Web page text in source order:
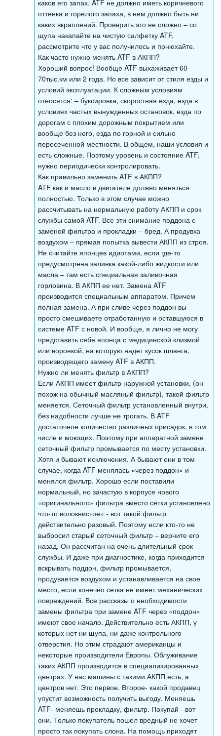
каков его запах. ATF не должно иметь коричневого
оттенка и горелого запаха, в нем должно быть ни
каких вкраплений. Проверить это не сложно – со
щупа накапайте на чистую салфетку ATF,
рассмотрите что у вас получилось и понюхайте.
Как часто нужно менять ATF в АКПП?
Хороший вопрос! Вообще ATF выхаживает 60-
70тыс.км или 2 года. Но все зависит от стиля езды и
условий эксплуатации. К сложным условиям
относятся: – буксировка, скоростная езда, езда в
условиях частых вынужденных остановок, езда по
дорогам с плохим дорожным покрытием или
вообще без него, езда по горной и сильно
пересеченной местности. В общем, наши условия и
есть сложные. Поэтому уровень и состояние ATF,
нужно периодически контролировать.
Как правильно заменить ATF в АКПП?
ATF как и масло в двигателе должно меняться
полностью. Только в этом случае можно
рассчитывать на нормальную работу АКПП и срок
службы самой ATF. Все эти снимание поддона с
заменой фильтра и прокладки – бред. А продувка
воздухом – прямая попытка вывести АКПП из строя.
Не считайте японцев идиотами, если где-то
предусмотрена заливка какой-либо жидкости или
масла – там есть специальная заливочная
горловина. В АКПП ее нет. Замена ATF
производится специальным аппаратом. Причем
полная замена. А при сливе через поддон вы
просто смешиваете отработанную и оставшуюся в
системе ATF с новой. И вообще, я лично не могу
представить себе японца с медицинской клизмой
или воронкой, на которую надет кусок шланга,
производящего замену ATF в АКПП.
Нужно ли менять фильтр в АКПП?
Если АКПП имеет фильтр наружной установки, (он
похож на обычный масляный фильтр), такой фильтр
меняется. Сеточный фильтр установленный внутри,
без надобности лучше не трогать. В ATF
достаточное количество различных присадок, в том
числе и моющих. Поэтому при аппаратной замене
сеточный фильтр промывается по месту установки.
Хотя и бывают исключения. А бывают они в том
случае, когда ATF менялась «через поддон» и
менялся фильтр. Хорошо если поставили
нормальный, но зачастую в корпусе нового
«оригинального» фильтра вместо сетки установлено
что-то волокнистое» - вот такой фильтр
действительно разовый. Поэтому если кто-то не
выбросил старый сеточный фильтр – верните его
назад. Он рассчитан на очень длительный срок
службы. И даже при диагностике, когда приходится
вскрывать поддон, фильтр промывается,
продувается воздухом и устанавливается на свое
место, если конечно сетка не имеет механических
повреждений. Все рассказы о необходимости
замены фильтра при замене ATF через «поддон»
имеют свое начало. Действительно есть АКПП, у
которых нет ни щупа, ни даже контрольного
отверстия. Но этим страдают американцы и
некоторые производители Европы. Облуживание
таких АКПП производится в специализированных
центрах. У нас машины с такими АКПП есть, а
центров нет. Это первое. Второе- какой продавец
упустит возможность получить выгоду. Меняешь
ATF- меняешь прокладку, фильтр. Покупай - вот
они. Только покупатель пошел вредный не хочет
просто так покупать слона. На помощь приходят